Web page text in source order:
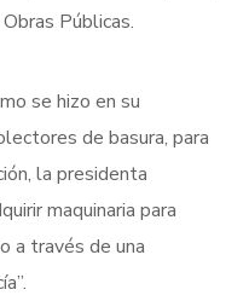
Públicas.
se hizo en su
de basura, para
la presidenta
maquinaria para
a través de una